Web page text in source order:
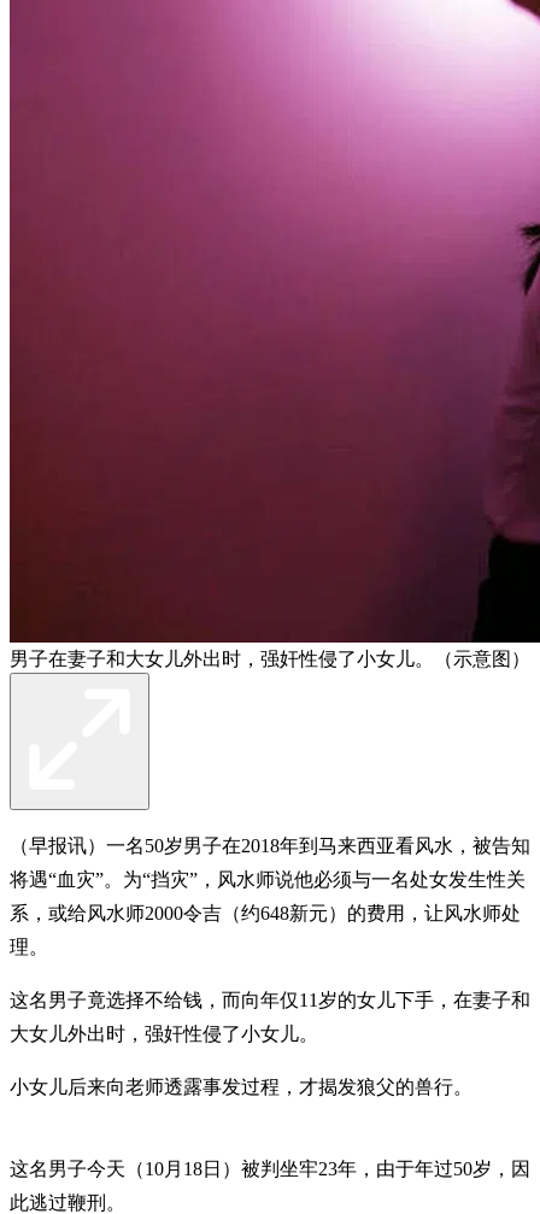
男子在妻子和大女儿外出时，强奸性侵了小女儿。（示意图）
（早报讯）一名50岁男子在2018年到马来西亚看风水，被告知
将遇“血灾”。为“挡灾”，风水师说他必须与一名处女发生性关
系，或给风水师2000令吉（约648新元）的费用，让风水师处
理。
这名男子竟选择不给钱，而向年仅11岁的女儿下手，在妻子和
大女儿外出时，强奸性侵了小女儿。
小女儿后来向老师透露事发过程，才揭发狼父的兽行。
这名男子今天（10月18日）被判坐牢23年，由于年过50岁，因
此逃过鞭刑。